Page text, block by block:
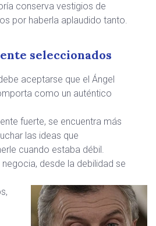
conserva vestigios de
por haberla aplaudido tanto.
seleccionados
aceptarse que el Ángel
como un auténtico
fuerte, se encuentra más
las ideas que
cuando estaba débil.
negocia, desde la debilidad se